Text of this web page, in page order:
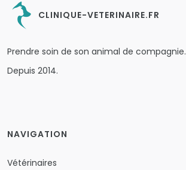
CLINIQUE-VETERINAIRE.FR
Prendre soin de son animal de compagnie.
Depuis 2014.
NAVIGATION
Vétérinaires